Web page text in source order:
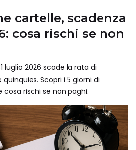
cartelle, scadenza
cosa rischi se non
luglio 2026 scade la rata di
Scopri i 5 giorni di
cosa rischi se non paghi.